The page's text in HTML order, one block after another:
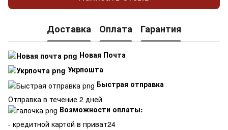
Доставка Оплата Гарантия
Новая Почта
Укрпошта
Быстрая отправка
Отправка в течение 2 дней
Возможности оплаты:
- кредитной картой в приват24